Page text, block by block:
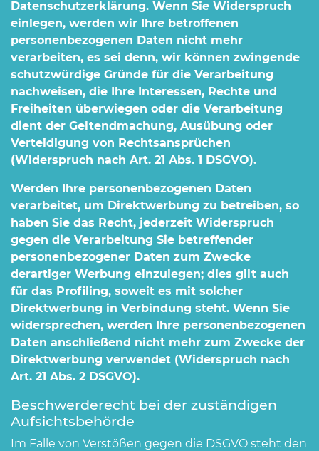
Datenschutzerklärung. Wenn Sie Widerspruch
einlegen, werden wir Ihre betroffenen
personenbezogenen Daten nicht mehr
verarbeiten, es sei denn, wir können zwingende
schutzwürdige Gründe für die Verarbeitung
nachweisen, die Ihre Interessen, Rechte und
Freiheiten überwiegen oder die Verarbeitung
dient der Geltendmachung, Ausübung oder
Verteidigung von Rechtsansprüchen
(Widerspruch nach Art. 21 Abs. 1 DSGVO).
Werden Ihre personenbezogenen Daten
verarbeitet, um Direktwerbung zu betreiben, so
haben Sie das Recht, jederzeit Widerspruch
gegen die Verarbeitung Sie betreffender
personenbezogener Daten zum Zwecke
derartiger Werbung einzulegen; dies gilt auch
für das Profiling, soweit es mit solcher
Direktwerbung in Verbindung steht. Wenn Sie
widersprechen, werden Ihre personenbezogenen
Daten anschließend nicht mehr zum Zwecke der
Direktwerbung verwendet (Widerspruch nach
Art. 21 Abs. 2 DSGVO).
Beschwerderecht bei der zuständigen
Aufsichtsbehörde
Im Falle von Verstößen gegen die DSGVO steht den